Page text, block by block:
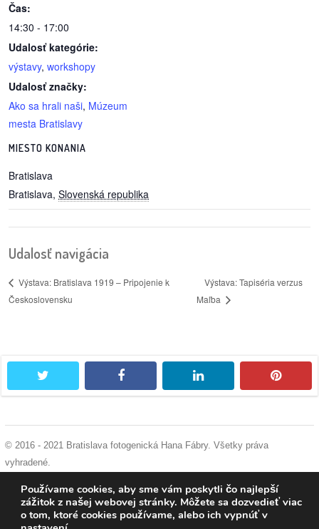
Čas:
14:30 - 17:00
Udalosť kategórie:
výstavy, workshopy
Udalosť značky:
Ako sa hrali naši, Múzeum
mesta Bratislavy
MIESTO KONANIA
Bratislava
Bratislava, Slovenská republika
Udalosť navigácia
Výstava: Bratislava 1919 – Pripojenie k
Československu
Výstava: Tapiséria verzus
Maľba
facebook linkedin
© 2016 - 2021 Bratislava fotogenická Hana Fábry. Všetky práva
vyhradené.
cookies
Používame cookies, aby sme vám poskytli čo najlepší
zážitok z našej webovej stránky. Môžete sa dozvedieť viac
o tom, ktoré cookies používame, alebo ich vypnúť v